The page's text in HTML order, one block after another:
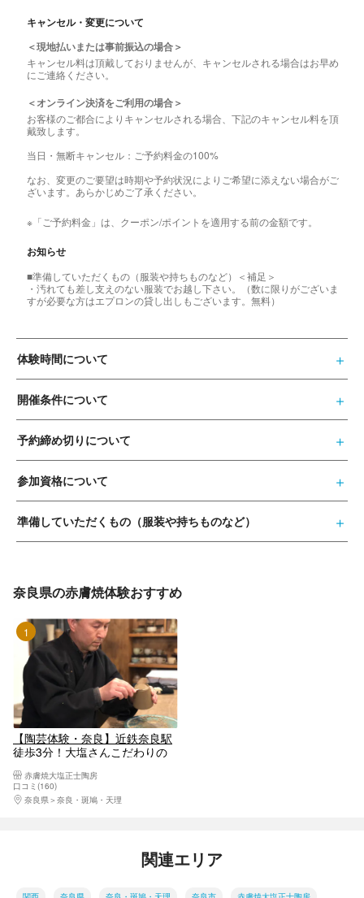
キャンセル・変更について
＜現地払いまたは事前振込の場合＞
キャンセル料は頂戴しておりませんが、キャンセルされる場合はお早め
にご連絡ください。
＜オンライン決済をご利用の場合＞
お客様のご都合によりキャンセルされる場合、下記のキャンセル料を頂
戴致します。
当日・無断キャンセル：ご予約料金の100%
なお、変更のご要望は時期や予約状況によりご希望に添えない場合がご
ざいます。あらかじめご了承ください。
※「ご予約料金」は、クーポン/ポイントを適用する前の金額です。
お知らせ
■準備していただくもの（服装や持ちものなど）＜補足＞
・汚れても差し支えのない服装でお越し下さい。（数に限りがございま
すが必要な方はエプロンの貸し出しもございます。無料）
体験時間について
開催条件について
予約締め切りについて
参加資格について
準備していただくもの（服装や持ちものなど）
奈良県の赤膚焼体験おすすめ
1位
【陶芸体験・奈良】近鉄奈良駅
徒歩3分！大塩さんこだわりの
格赤膚焼体験！明るく優しい指
導が人気！
赤膚焼大塩正士陶房
口コミ(160)
奈良県
奈良・斑鳩・天理
関連エリア